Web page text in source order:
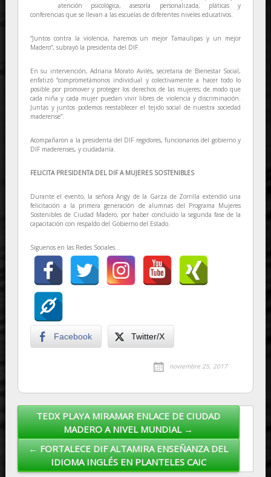
atención psicológica, asesoría personalizada, pláticas y
conferencias que se llevan a las escuelas de diferentes niveles educativos.
“Juntos contra la violencia, haremos un mejor Tamaulipas y un mejor
Madero”, subrayó la presidenta del DIF.
En su intervención, Adriana Morato Avilés, secretaria de Bienestar Social,
enfatizó “comprometámonos individual y colectivamente a hacer todo lo
posible por promover y proteger los derechos de las mujeres; de modo que
cada niña y cada mujer puedan vivir libres de violencia y discriminación.
Juntas y juntos podemos reestablecer el tejido social de nuestra sociedad
maderense”.
Acompañaron a la presidenta del DIF regidores, funcionarios del gobierno y
DIF maderenses, y ciudadanía.
FELICITA PRESIDENTA DEL DIF A MUJERES SOSTENIBLES
Durante el evento, la señora Angy de la Garza de Zorrilla extendió una
felicitación a la primera generación de alumnas del Programa Mujeres
Sostenibles de Ciudad Madero, por haber concluido la segunda fase de la
capacitación con respaldo del Gobierno del Estado.
Siguenos en las Redes Sociales...
Facebook Twitter/X
noviembre 25, 2017
Post navigation
TEDX PLAYA MIRAMAR ENLACE DE CIUDAD
MADERO A NIVEL MUNDIAL →
← FORTALECE DIF ALTAMIRA ENSEÑANZA DEL
IDIOMA INGLÉS EN PLANTELES CAIC